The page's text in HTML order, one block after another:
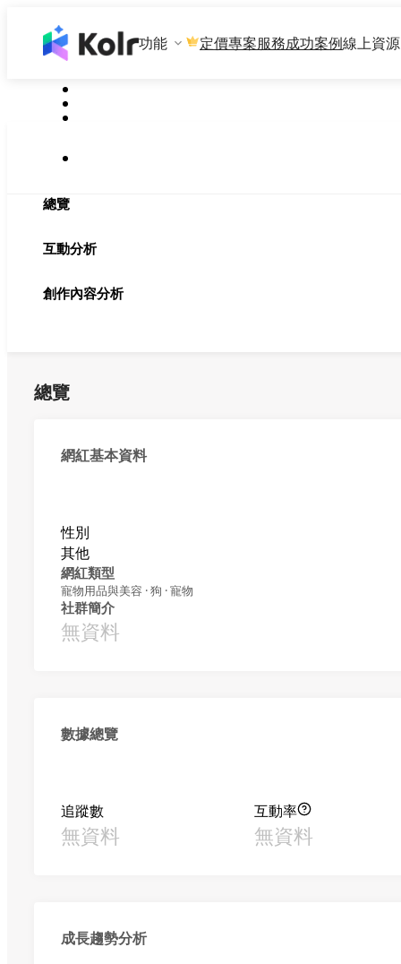
功能 定價專案服務成功案例線上資源
總覽
互動分析
創作內容分析
總覽
網紅基本資料
性別
其他
網紅類型
寵物用品與美容 · 狗 · 寵物
社群簡介
無資料
數據總覽
追蹤數
無資料
互動率
無資料
成長趨勢分析